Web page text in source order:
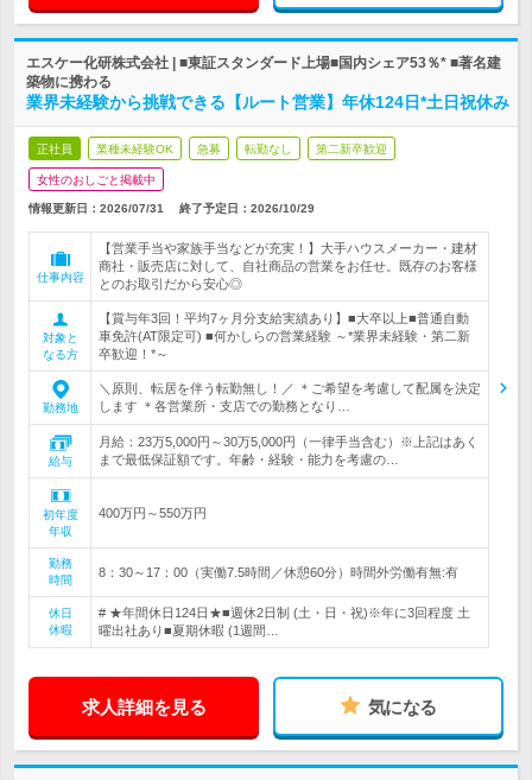
エスケー化研株式会社 | ■東証スタンダード上場■国内シェア53％* ■著名建
築物に携わる
業界未経験から挑戦できる【ルート営業】年休124日*土日祝休み
正社員 業種未経験OK 急募 転勤なし 第二新卒歓迎
女性のおしごと掲載中
情報更新日：2026/07/31 終了予定日： 2026/10/29
仕事内容
【営業手当や家族手当などが充実！】大手ハウスメーカー・建材
商社・販売店に対して、自社商品の営業をお任せ。既存のお客様
とのお取引だから安心◎
対象と
なる方
【賞与年3回！平均7ヶ月分支給実績あり】■大卒以上■普通自動
車免許(AT限定可) ■何かしらの営業経験 ～*業界未経験・第二新
卒歓迎！*～
勤務地
＼原則、転居を伴う転勤無し！／ ＊ご希望を考慮して配属を決定
します ＊各営業所・支店での勤務となり…
給与
月給：23万5,000円～30万5,000円（一律手当含む）※上記はあく
まで最低保証額です。年齢・経験・能力を考慮の…
初年度
年収
400万円～550万円
勤務
時間
8：30～17：00（実働7.5時間／休憩60分）時間外労働有無:有
休日
休暇
# ★年間休日124日★■週休2日制 (土・日・祝)※年に3回程度 土
曜出社あり■夏期休暇 (1週間…
求人詳細を見る 気になる